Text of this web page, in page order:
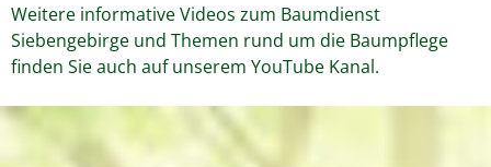
Weitere informative Videos zum Baumdienst
Siebengebirge und Themen rund um die Baumpflege
finden Sie auch auf unserem YouTube Kanal.